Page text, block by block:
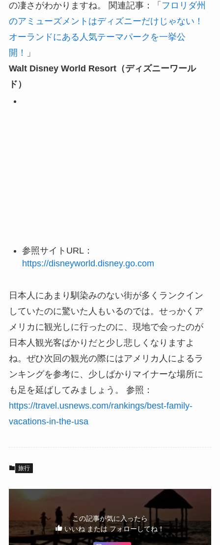
の凄さがわかりますね。 関連記事：「 フロリダ州
のアミューズメントはディズニーだけじゃない！
オーランドにある人気テーマパークを一挙公
開！
」
Walt Disney World Resort（ディズニーワール
ド）
参照サイトURL：
https://disneyworld.disney.go.com
日本人にあまり馴染みのない街が多くランクイン
していたのに驚いた人もいるのでは。せっかくア
メリカに観光しに行ったのに、現地で会ったのが
日本人観光客ばかりだと少し悲しくなりますよ
ね。ぜひ次回の観光の際にはアメリカ人によるラ
ンキングを参考に、少しばかりマイナーな場所に
も足を延ばしてみましょう。 参照：
https://travel.usnews.com/rankings/best-family-
vacations-in-the-usa
旅行
この記事が気に入ったら
いいね または フォローしてね！